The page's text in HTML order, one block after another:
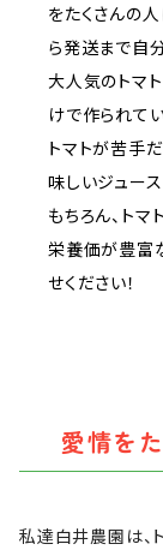
をたくさんの
ら発送まで自
大人気のトマ
けで作られてい
トマトが苦手
味しいジュース
もちろん、トマ
栄養価が豊富
せください！
愛情を
私達白井農園は、